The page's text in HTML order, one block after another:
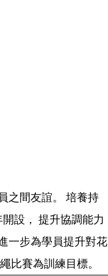
之間友誼。 培養持
設， 提升協調能力
一步為學員提升對花
比賽為訓練目標。